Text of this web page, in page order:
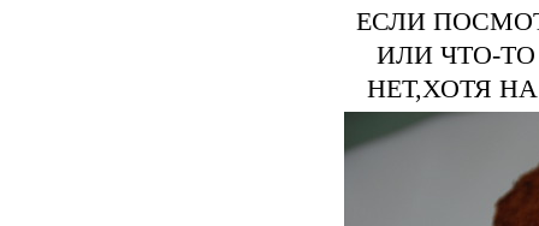
ЕСЛИ
ИЛИ ЧТО-
НЕТ,ХОТЯ